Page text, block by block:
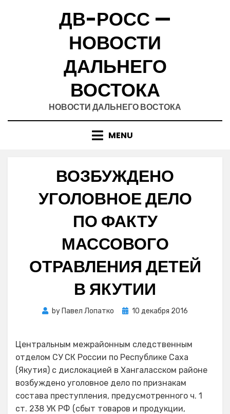
ДВ-РОСС —
НОВОСТИ
ДАЛЬНЕГО
ВОСТОКА
НОВОСТИ ДАЛЬНЕГО ВОСТОКА
MENU
ВОЗБУЖДЕНО
УГОЛОВНОЕ ДЕЛО
ПО ФАКТУ
МАССОВОГО
ОТРАВЛЕНИЯ ДЕТЕЙ
В ЯКУТИИ
by Павел Лопатко
Posted
10 декабря 2016
Центральным межрайонным следственным
отделом СУ СК России по Республике Саха
(Якутия) с дислокацией в Хангаласском районе
возбуждено уголовное дело по признакам
состава преступления, предусмотренного ч. 1
ст. 238 УК РФ (сбыт товаров и продукции,